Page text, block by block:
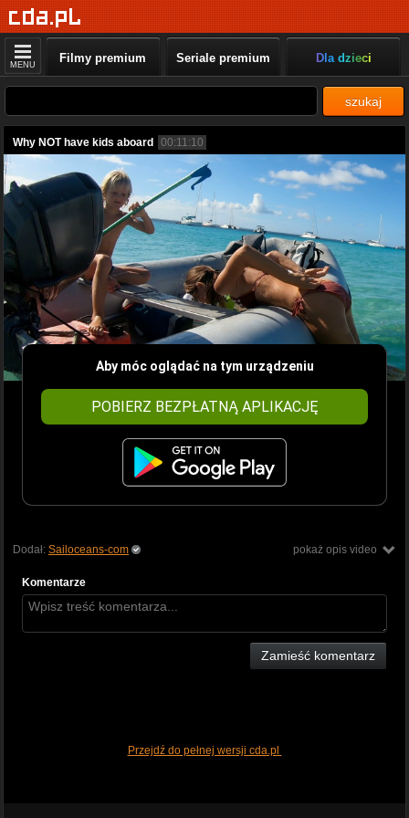
MENU Filmy premium Seriale premium Dla dzieci
szukaj
Why NOT have kids aboard 00:11:10
Aby móc oglądać na tym urządzeniu
POBIERZ BEZPŁATNĄ APLIKACJĘ
pokaż opis video
Dodał: Sailoceans-com
Komentarze
Zamieść komentarz
Przejdź do pełnej wersji cda.pl